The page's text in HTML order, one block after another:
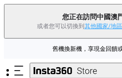
您正在訪問中國澳
或者您可以切換到 其他國家/地區
Insta360 Luna Ultra |現
舊機換新機，享現金回饋
夏季優惠 | 精選商品低至